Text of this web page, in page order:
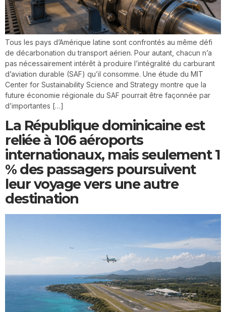
Tous les pays d’Amérique latine sont confrontés au même défi
de décarbonation du transport aérien. Pour autant, chacun n’a
pas nécessairement intérêt à produire l’intégralité du carburant
d’aviation durable (SAF) qu’il consomme. Une étude du MIT
Center for Sustainability Science and Strategy montre que la
future économie régionale du SAF pourrait être façonnée par
d’importantes […]
La République dominicaine est
reliée à 106 aéroports
internationaux, mais seulement 1
% des passagers poursuivent
leur voyage vers une autre
destination